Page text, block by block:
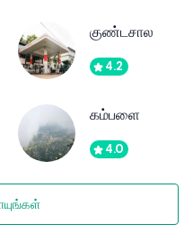
குண்டசால
4.2
கம்பளை
4.0